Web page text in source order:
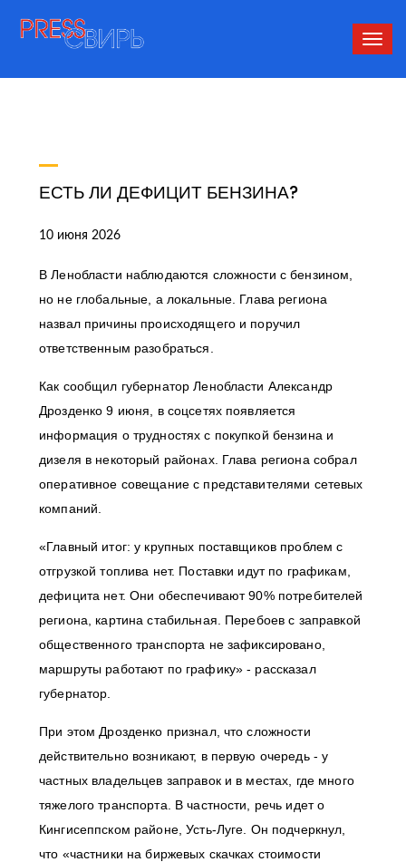
ЕСТЬ ЛИ ДЕФИЦИТ БЕНЗИНА?
10 июня 2026
В Ленобласти наблюдаются сложности с бензином,
но не глобальные, а локальные. Глава региона
назвал причины происходящего и поручил
ответственным разобраться.
Как сообщил губернатор Ленобласти Александр
Дрозденко 9 июня, в соцсетях появляется
информация о трудностях с покупкой бензина и
дизеля в некоторый районах. Глава региона собрал
оперативное совещание с представителями сетевых
компаний.
«Главный итог: у крупных поставщиков проблем с
отгрузкой топлива нет. Поставки идут по графикам,
дефицита нет. Они обеспечивают 90% потребителей
региона, картина стабильная. Перебоев с заправкой
общественного транспорта не зафиксировано,
маршруты работают по графику» - рассказал
губернатор.
При этом Дрозденко признал, что сложности
действительно возникают, в первую очередь - у
частных владельцев заправок и в местах, где много
тяжелого транспорта. В частности, речь идет о
Кингисеппском районе, Усть-Луге. Он подчеркнул,
что «частники на биржевых скачках стоимости